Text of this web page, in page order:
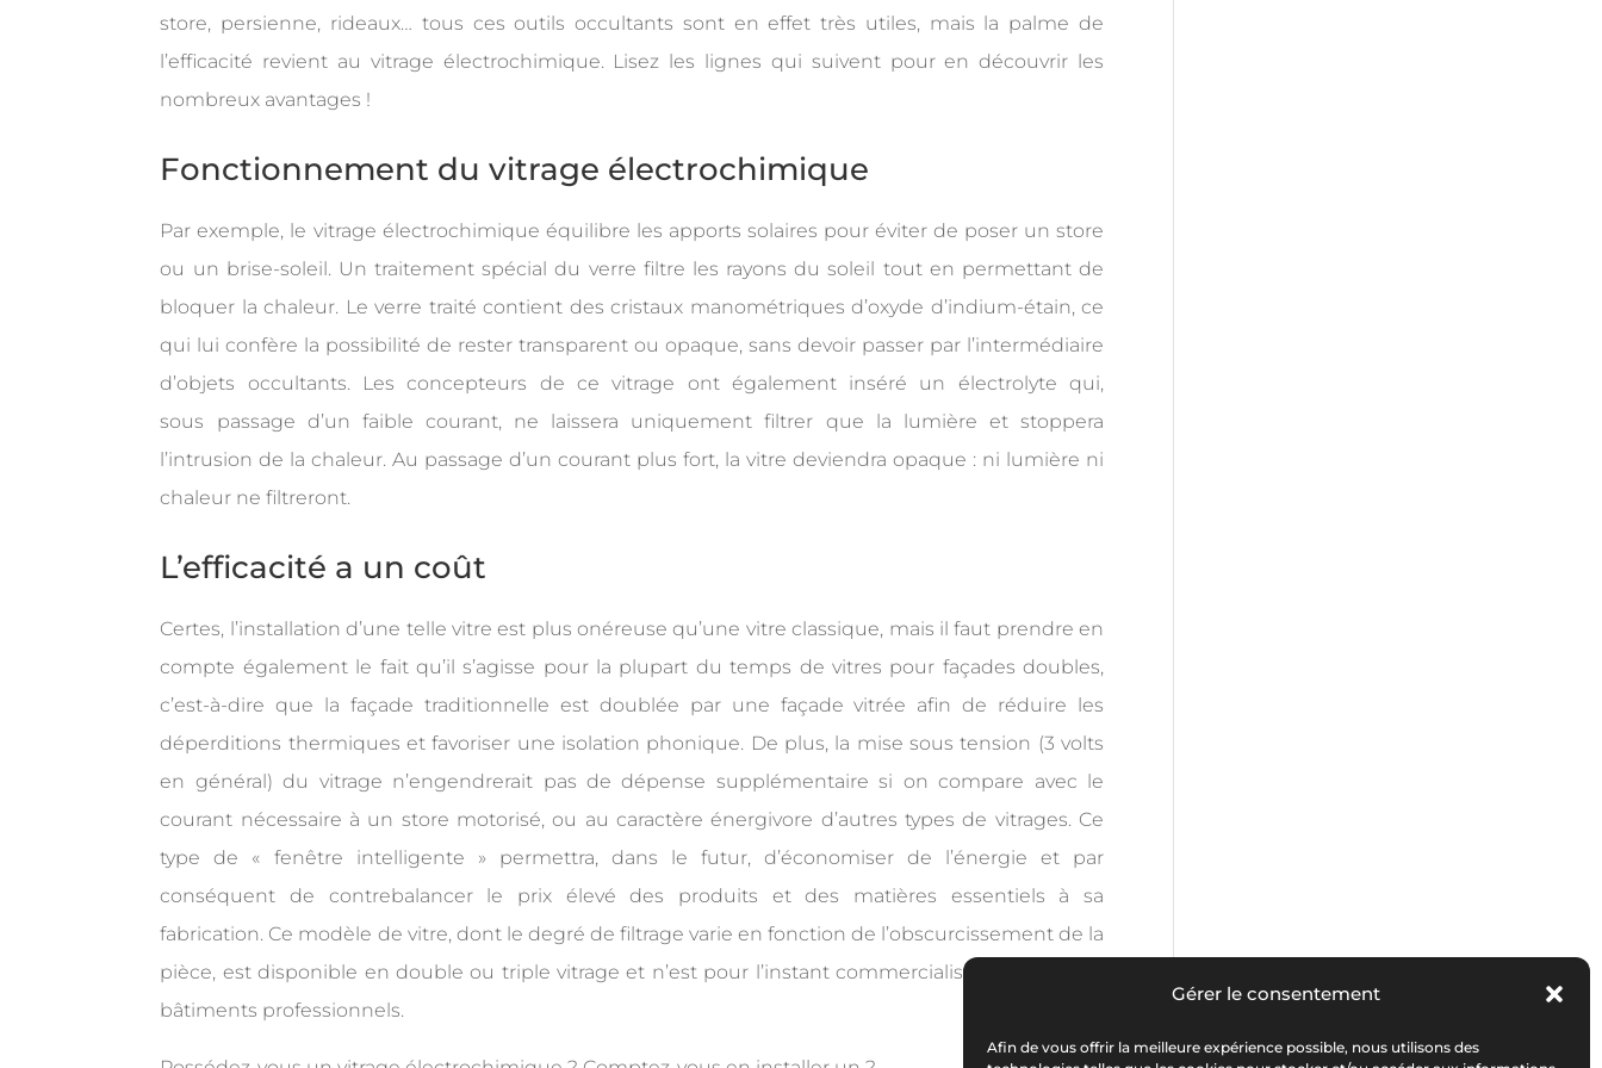
Gérer le consentement
Afin de vous offrir la meilleure expérience possible, nous utilisons des
store, persienne, rideaux… tous ces outils occultants sont en effet très utiles, mais la palme de
l’efficacité revient au vitrage électrochimique. Lisez les lignes qui suivent pour en découvrir les
nombreux avantages !
Fonctionnement du vitrage électrochimique
Par exemple, le vitrage électrochimique équilibre les apports solaires pour éviter de poser un store
ou un brise-soleil. Un traitement spécial du verre filtre les rayons du soleil tout en permettant de
bloquer la chaleur. Le verre traité contient des cristaux manométriques d’oxyde d’indium-étain, ce
qui lui confère la possibilité de rester transparent ou opaque, sans devoir passer par l’intermédiaire
d’objets occultants. Les concepteurs de ce vitrage ont également inséré un électrolyte qui,
sous passage d’un faible courant, ne laissera uniquement filtrer que la lumière et stoppera
l’intrusion de la chaleur. Au passage d’un courant plus fort, la vitre deviendra opaque : ni lumière ni
chaleur ne filtreront.
L’efficacité a un coût
Certes, l’installation d’une telle vitre est plus onéreuse qu’une vitre classique, mais il faut prendre en
compte également le fait qu’il s’agisse pour la plupart du temps de vitres pour façades doubles,
c’est-à-dire que la façade traditionnelle est doublée par une façade vitrée afin de réduire les
déperditions thermiques et favoriser une isolation phonique. De plus, la mise sous tension (3 volts
en général) du vitrage n’engendrerait pas de dépense supplémentaire si on compare avec le
courant nécessaire à un store motorisé, ou au caractère énergivore d’autres types de vitrages. Ce
type de « fenêtre intelligente » permettra, dans le futur, d’économiser de l’énergie et par
conséquent de contrebalancer le prix élevé des produits et des matières essentiels à sa
fabrication. Ce modèle de vitre, dont le degré de filtrage varie en fonction de l’obscurcissement de la
pièce, est disponible en double ou triple vitrage et n’est pour l’instant commercialisé que pour les
bâtiments professionnels.